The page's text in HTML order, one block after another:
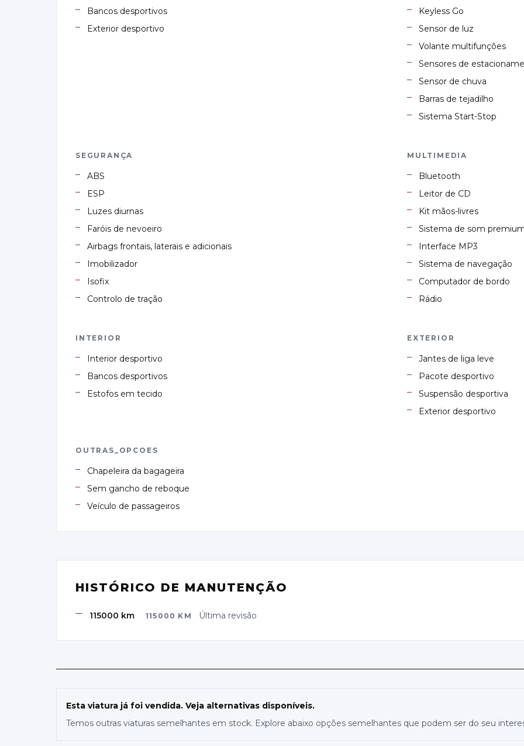
Bancos desportivos
Exterior desportivo
Keyless Go
Sensor de luz
Volante multifunções
Sensores de
Sensor de chuva
Barras de tejadilho
Sistema Start-Stop
SEGURANÇA
ABS
ESP
Luzes diurnas
Faróis de nevoeiro
Airbags frontais, laterais e adicionais
Imobilizador
Isofix
Controlo de tração
MULTIMEDIA
Bluetooth
Leitor de CD
Kit mãos-livres
Sistema de som
Interface MP3
Sistema de navegação
Computador de bordo
Rádio
INTERIOR
Interior desportivo
Bancos desportivos
Estofos em tecido
EXTERIOR
Jantes de liga leve
Pacote desportivo
Suspensão desportiva
Exterior desportivo
OUTRAS_OPCOES
Chapeleira da bagageira
Sem gancho de reboque
Veículo de passageiros
HISTÓRICO DE MANUTENÇÃO
115000 km 115000 KM Última revisão
Esta viatura já foi vendida. Veja alternativas disponíveis.
Temos outras viaturas semelhantes em stock. Explore abaixo opções semelhantes que podem ser do seu